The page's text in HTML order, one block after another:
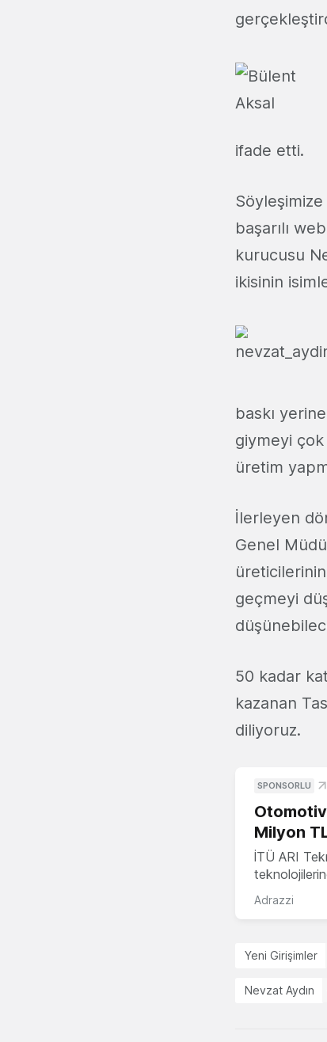
ifade etti.
başarılı
kurucusu
ikisinin
baskı
giymeyi
üretim
İlerleyen
Genel
geçmeyi
50 kadar
kazanan
diliyoruz.
SPONSORLU
Milyon
İTÜ ARI
Adrazzi
Yeni Girişimler
Nevzat Aydın